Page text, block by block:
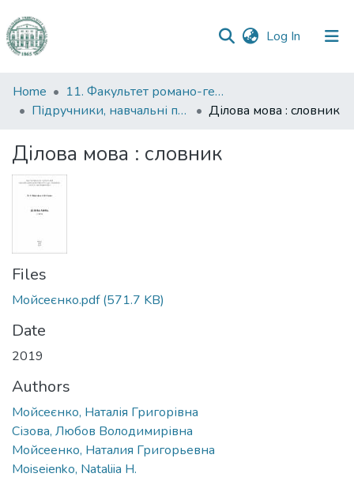
Log In (current)
Communities
&
All of DSpace
Statistics
Home
11. Факультет романо-германської філології
Підручники, навчальні посібники та інші науково- та навчально-методичні праці РГФ
Ділова мова : словник
Ділова мова : словник
Files
Мойсеєнко.pdf(571.7 KB)
Date
2019
Authors
Мойсеєнко, Наталія Григорівна
Сізова, Любов Володимирівна
Мойсеенко, Наталия Григорьевна
Moiseienko, Nataliia H.